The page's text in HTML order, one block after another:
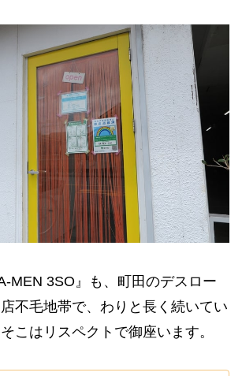
MEN 3SO』も、町田のデスロー
不毛地帯で、わりと長く続いてい
こはリスペクトで御座います。